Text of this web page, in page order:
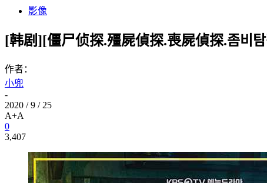
影像
[韩剧][僵尸侦探.殭屍偵探.喪屍偵探.좀비
作者：
小兜
-
2020 / 9 / 25
A+A
0
3,407